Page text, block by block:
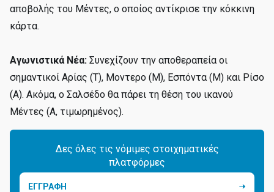
αποβολής του Μέντες, ο οποίος αντίκρισε την κόκκινη
κάρτα.
Αγωνιστικά Νέα: Συνεχίζουν την αποθεραπεία οι
σημαντικοί Αρίας (Τ), Μοντερο (Μ), Εσπόντα (Μ) και Ρίσο
(Α). Ακόμα, ο Σαλσέδο θα πάρει τη θέση του ικανού
Μέντες (Α, τιμωρημένος).
Δες όλες τις νόμιμες στοιχηματικές
πλατφόρμες
ΕΓΓΡΑΦΗ